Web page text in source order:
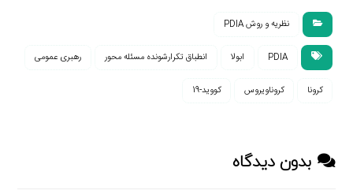
نظریه و روش PDIA
PDIA ابولا انطباق تکرارشونده مسئله محور رهبری عمومی
کرونا کروناویروس کووید-19
بدون دیدگاه